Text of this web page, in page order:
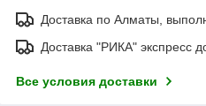
Доставка по Алматы,
Доставка "РИКА" экспресс
Все условия доставки